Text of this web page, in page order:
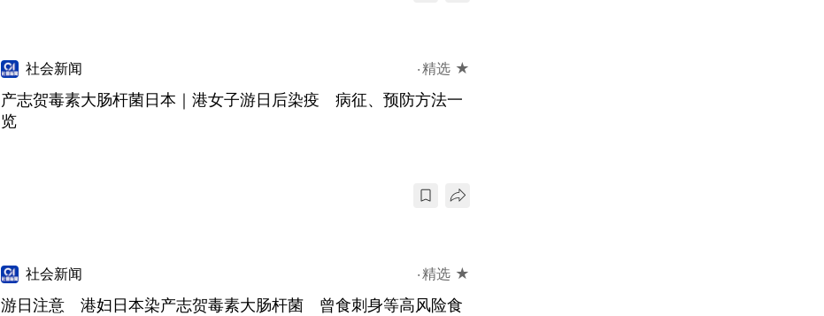
社会新闻 精选 ★
产志贺毒素大肠杆菌日本｜港女子游日后染疫 病征、预防方法一
览
社会新闻 精选 ★
游日注意 港妇日本染产志贺毒素大肠杆菌 曾食刺身等高风险食